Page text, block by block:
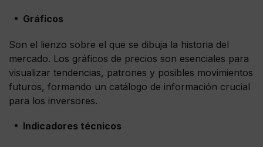
Gráficos
Son el lienzo sobre el que se dibuja la historia del
mercado. Los gráficos de precios son esenciales para
visualizar tendencias, patrones y posibles movimientos
futuros, formando un catálogo de información crucial
para los inversores.
Indicadores técnicos